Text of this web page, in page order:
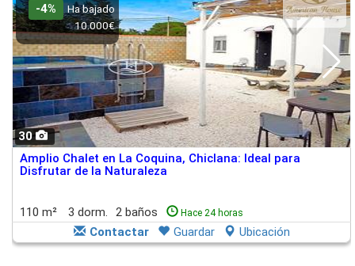
30
-4%
Ha bajado
10.000€
Amplio Chalet en La Coquina, Chiclana: Ideal para
Disfrutar de la Naturaleza
110 m² 3 dorm. 2 baños Hace 24 horas
Contactar Guardar Ubicación